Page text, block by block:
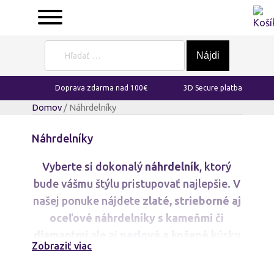
Doprava zdarma nad 100€ 3D Secure platba
Domov / Náhrdelníky
Náhrdelníky
Vyberte si dokonalý náhrdelník, ktorý
bude vášmu štýlu pristupovať najlepšie. V
našej ponuke nájdete zlaté, strieborné aj
oceľové náhrdelníky s kameňmi či
pre ženy aj mužov. Prekvapte seba alebo
Zobraziť viac